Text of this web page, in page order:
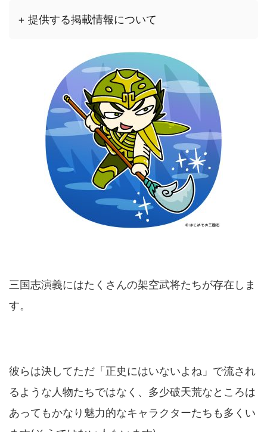
+ 提供する掲載情報について
三国志演義にはたくさんの架空武将たちが存在しま
す。
彼らは決してただ「正史にはいないよね」で流され
るような人物たちではなく、多少破天荒なところは
あってもかなり魅力的なキャラクターたちも多くい